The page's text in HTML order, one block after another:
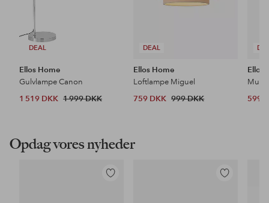
DEAL
Ellos Home
Gulvlampe Canon
1 519 DKK 1 999 DKK
DEAL
Ellos Home
Loftlampe Miguel
759 DKK 999 DKK
Ellos
599
Opdag vores nyheder
Tilføj
Tilføj